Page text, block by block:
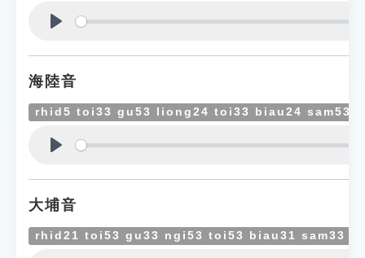
海陸音
rhid5 toi33 gu53 liong24 toi33 biau24 sam53
大埔音
rhid21 toi53 gu33 ngi53 toi53 biau31 sam33